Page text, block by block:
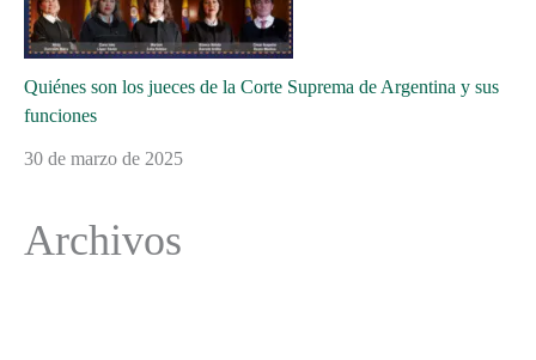
Quiénes son los jueces de la Corte Suprema de Argentina y sus
funciones
30 de marzo de 2025
Archivos